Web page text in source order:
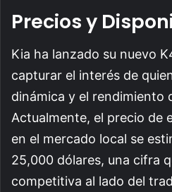
Precios y
Kia ha lanzado su nuevo
capturar el interés de
dinámica y el rendimiento
Actualmente, el precio de
en el mercado local se
25,000 dólares, una cifra
competitiva al lado del